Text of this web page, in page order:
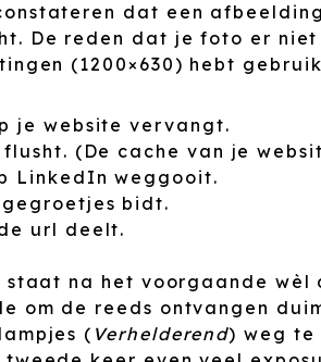
dat een
De reden dat je foto er
(1200×630) hebt
je website vervangt.
flusht. (De cache van je
LinkedIn weggooit.
bidt.
url deelt.
staat na het voorgaande
om de reeds ontvangen
( Verhelderend) weg te